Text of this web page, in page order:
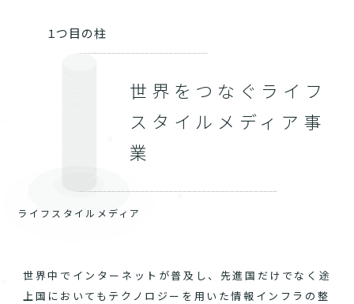
１つ目の柱
ライフスタイルメディア
世界をつなぐライフ
スタイルメディア事
業
世界中でインターネットが普及し、先進国だけでなく途
上国においてもテクノロジーを用いた情報インフラの整